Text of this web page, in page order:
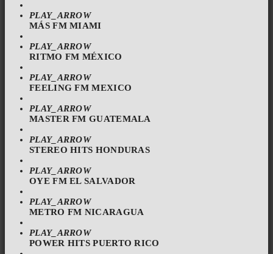
PLAY_ARROW
MÁS FM MIAMI
PLAY_ARROW
RITMO FM MÉXICO
PLAY_ARROW
FEELING FM MEXICO
PLAY_ARROW
MASTER FM GUATEMALA
PLAY_ARROW
STEREO HITS HONDURAS
PLAY_ARROW
OYE FM EL SALVADOR
PLAY_ARROW
METRO FM NICARAGUA
PLAY_ARROW
POWER HITS PUERTO RICO